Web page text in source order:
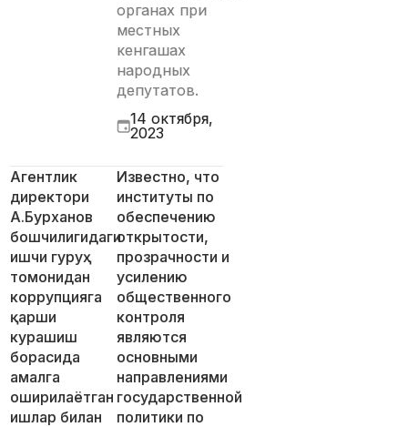
органах при
местных
кенгашах
народных
депутатов.
14 октября,
2023
Агентлик
директори
А.Бурханов
бошчилигидаги
ишчи гуруҳ
томонидан
коррупцияга
қарши
курашиш
борасида
амалга
оширилаётган
ишлар билан
Известно, что
институты по
обеспечению
открытости,
прозрачности и
усилению
общественного
контроля
являются
основными
направлениями
государственной
политики по